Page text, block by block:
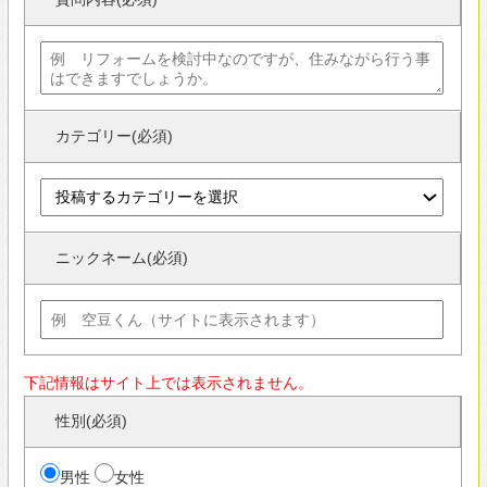
ニックネーム(必須)
下記情報はサイト上では表示されません。
性別(必須)
男性 女性
年 月 日
2026年07月16日投稿 構造